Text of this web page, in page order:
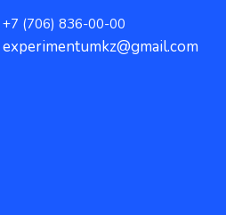
+7 (706) 836-00-00
experimentumkz@gmail.com